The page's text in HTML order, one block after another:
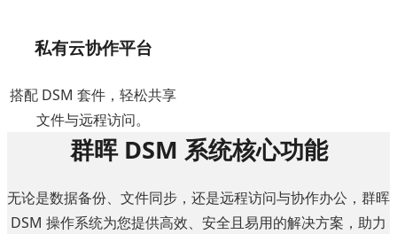
私有云协作平台
搭配 DSM 套件，轻松共享
文件与远程访问。
群晖 DSM 系统核心功能
无论是数据备份、文件同步，还是远程访问与协作办公，群晖
DSM 操作系统为您提供高效、安全且易用的解决方案，助力